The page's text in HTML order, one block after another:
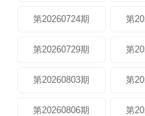
第20260724期 第
第20260729期 第
第20260803期 第
第20260806期 第